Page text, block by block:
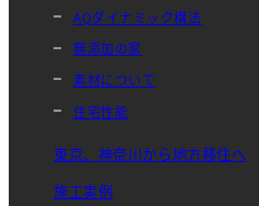
AQダイナミック構法
無添加の家
素材について
住宅性能
東京、神奈川から地方移住へ
施工実例